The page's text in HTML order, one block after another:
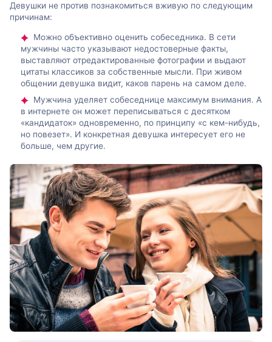
Девушки не против познакомиться вживую по следующим
причинам:
Можно объективно оценить собеседника. В сети
мужчины часто указывают недостоверные факты,
выставляют отредактированные фотографии и выдают
цитаты классиков за собственные мысли. При живом
общении девушка видит, каков парень на самом деле.
Мужчина уделяет собеседнице максимум внимания. А
в интернете он может переписываться с десятком
«кандидаток» одновременно, по принципу «с кем-нибудь,
но повезет». И конкретная девушка интересует его не
больше, чем другие.